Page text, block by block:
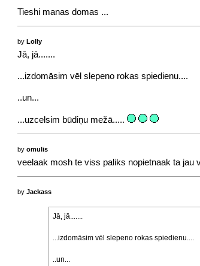
Tieshi manas domas ...
byLolly
Jā, jā.......
...izdomāsim vēl slepeno rokas spiedienu....
..un...
...uzcelsim būdiņu mežā.....
byomulis
veelaak mosh te viss paliks nopietnaak ta jau
byJackass
Jā, jā.......
...izdomāsim vēl slepeno rokas spiedienu....
..un...